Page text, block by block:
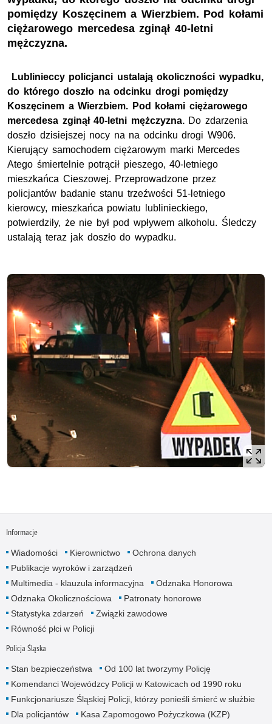
pomiędzy Koszęcinem a Wierzbiem. Pod kołami
ciężarowego mercedesa zginął 40-letni
mężczyzna.
Lublinieccy policjanci ustalają okoliczności wypadku,
do którego doszło na odcinku drogi pomiędzy
Koszęcinem a Wierzbiem. Pod kołami ciężarowego
mercedesa zginął 40-letni mężczyzna. Do zdarzenia
doszło dzisiejszej nocy na na odcinku drogi W906.
Kierujący samochodem ciężarowym marki Mercedes
Atego śmiertelnie potrącił pieszego, 40-letniego
mieszkańca Cieszowej. Przeprowadzone przez
policjantów badanie stanu trzeźwości 51-letniego
kierowcy, mieszkańca powiatu lublinieckiego,
potwierdziły, że nie był pod wpływem alkoholu. Śledczy
ustalają teraz jak doszło do wypadku.
Informacje
Wiadomości Kierownictwo
Ochrona danych
Publikacje wyroków i zarządzeń
Multimedia - klauzula informacyjna
Odznaka Honorowa
Odznaka Okolicznościowa
Patronaty honorowe
Statystyka zdarzeń
Związki zawodowe
Równość płci w Policji
Policja Śląska
Stan bezpieczeństwa
Od 100 lat tworzymy Policję
Komendanci Wojewódzcy Policji w Katowicach od 1990 roku
Funkcjonariusze Śląskiej Policji, którzy ponieśli śmierć w służbie
Dla policjantów
Kasa Zapomogowo Pożyczkowa (KZP)